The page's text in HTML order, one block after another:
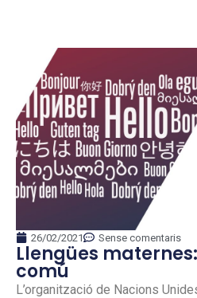
26/02/2021 Sense comentaris
Llengües
comú
L’organització de Nacions